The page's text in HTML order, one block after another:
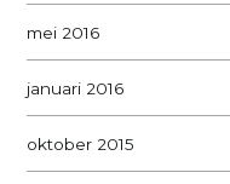
mei 2016
januari 2016
oktober 2015